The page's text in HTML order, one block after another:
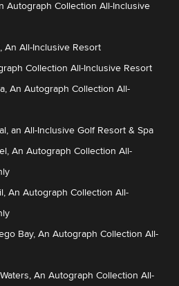
Autograph Collection All-Inclusive
An All-Inclusive Resort
Collection All-Inclusive Resort
An Autograph Collection All-
an All-Inclusive Golf Resort & Spa
An Autograph Collection All-
An Autograph Collection All-
Bay, An Autograph Collection All-
An Autograph Collection All-